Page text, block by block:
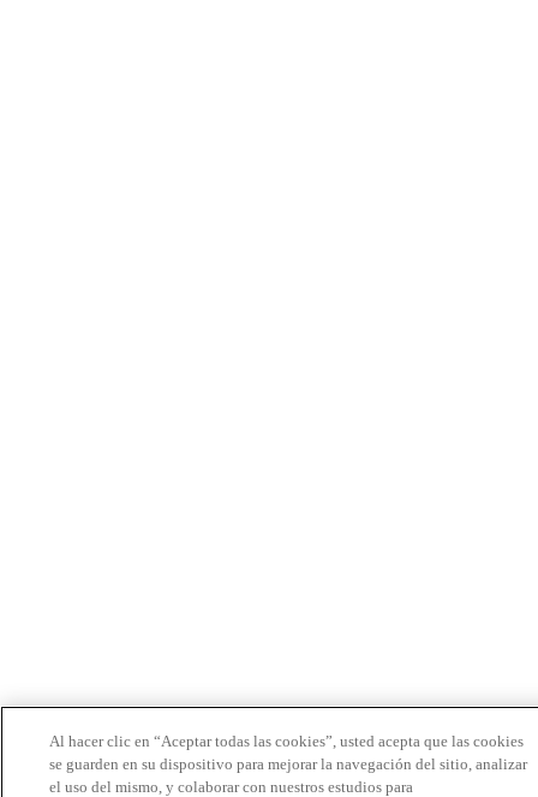
Al hacer clic en “Aceptar todas las cookies”, usted acepta que las cookies
se guarden en su dispositivo para mejorar la navegación del sitio, analizar
el uso del mismo, y colaborar con nuestros estudios para